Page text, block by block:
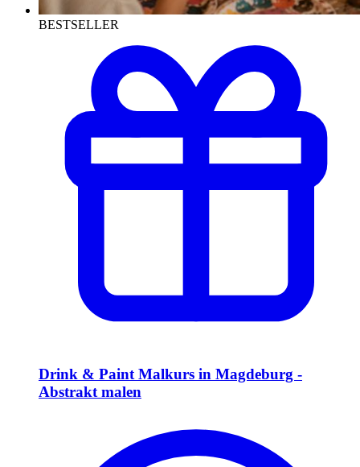
BESTSELLER
Drink & Paint Malkurs in Magdeburg -
Abstrakt malen